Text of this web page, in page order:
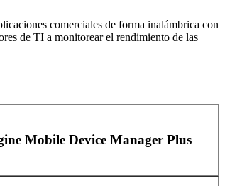
comerciales de forma inalámbrica con
de TI a monitorear el rendimiento de las
Mobile Device Manager Plus